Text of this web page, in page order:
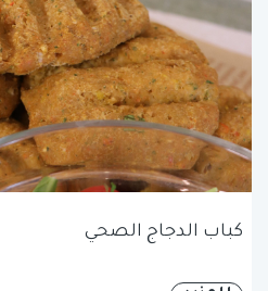
كباب الدجاج الصحي